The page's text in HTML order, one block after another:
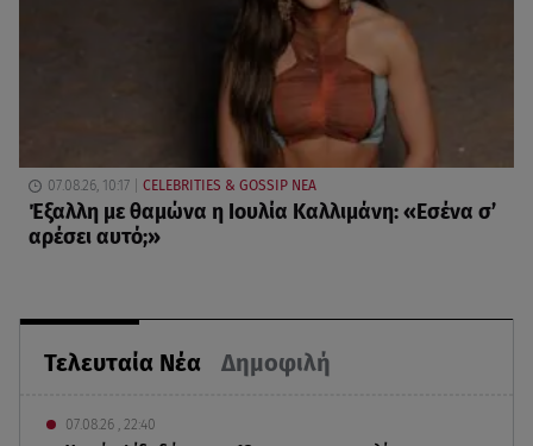
Τελευταία Νέα Δημοφιλή
07.08.26 , 22:40
07.08.26, 10:17 CELEBRITIES & GOSSIP ΝΕΑ
Έξαλλη με θαμώνα η Ιουλία Καλλιμάνη: «Εσένα σ’
αρέσει αυτό;»